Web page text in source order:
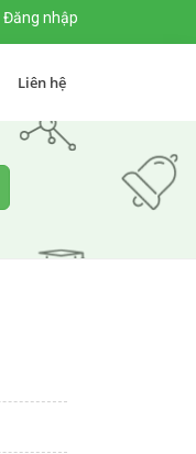
Đăng nhập
Liên hệ